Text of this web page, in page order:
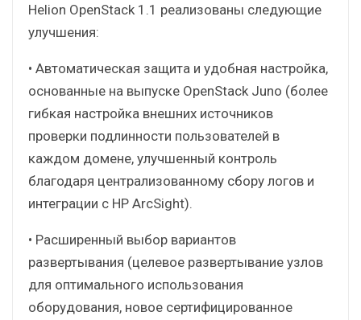
Helion OpenStack 1.1 реализованы следующие
улучшения:
• Автоматическая защита и удобная настройка,
основанные на выпуске OpenStack Juno (более
гибкая настройка внешних источников
проверки подлинности пользователей в
каждом домене, улучшенный контроль
благодаря централизованному сбору логов и
интеграции с HP ArcSight).
• Расширенный выбор вариантов
развертывания (целевое развертывание узлов
для оптимального использования
оборудования, новое сертифицированное